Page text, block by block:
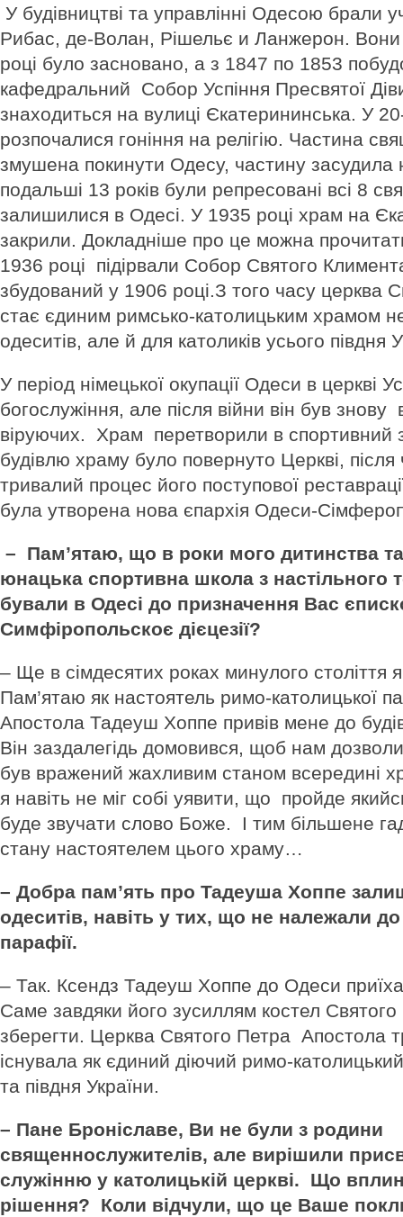
У будівництві та управлінні Одесою брали
Рибас, де-Волан, Рішельє и Ланжерон. Вони
році було засновано, а з 1847 по 1853
кафедральний Собор Успіння Пресвятої
знаходиться на вулиці Єкатерининська. У
розпочалися гоніння на релігію. Частина
змушена покинути Одесу, частину
подальші 13 років були репресовані всі 8
залишилися в Одесі. У 1935 році храм на
закрили. Докладніше про це можна
1936 році підірвали Собор Святого
збудований у 1906 році.З того часу церква
стає єдиним римсько-католицьким храмом
одеситів, але й для католиків усього півдня
У період німецької окупації Одеси в церкві
богослужіння, але після війни він був знову
віруючих. Храм перетворили в спортивний
будівлю храму було повернуто Церкві, після
тривалий процес його поступової
була утворена нова єпархія Одеси-
– Пам’ятаю, що в роки мого дитинства
юнацька спортивна школа з настільного
бували в Одесі до призначення Вас
Симфіропольскоє дієцезії?
– Ще в сімдесятих роках минулого століття
Пам’ятаю як настоятель римо-католицької
Апостола Тадеуш Хоппе привів мене до
Він заздалегідь домовився, щоб нам
був вражений жахливим станом всередині
я навіть не міг собі уявити, що пройде
буде звучати слово Боже. І тим більшене
стану настоятелем цього храму…
– Добра пам’ять про Тадеуша Хоппе
одеситів, навіть у тих, що не належали до
парафії.
– Так. Ксендз Тадеуш Хоппе до Одеси
Саме завдяки його зусиллям костел
зберегти. Церква Святого Петра Апостола
існувала як єдиний діючий римо-
та півдня України.
– Пане Броніславе, Ви не були з родини
священнослужителів, але вирішили
служінню у католицькій церкві. Що
рішення? Коли відчули, що це Ваше